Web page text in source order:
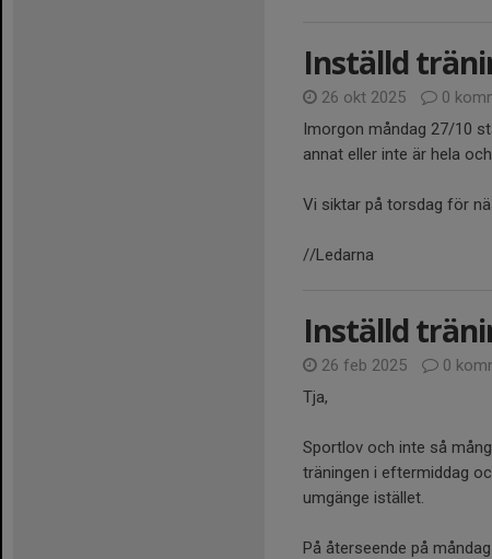
Inställd
26 okt 2025
0
Imorgon måndag 27/10
annat eller inte är hela
Vi siktar på torsdag för
//Ledarna
Inställd
26 feb 2025
0
Tja,
Sportlov och inte så
träningen i eftermiddag
umgänge istället.
På återseende på